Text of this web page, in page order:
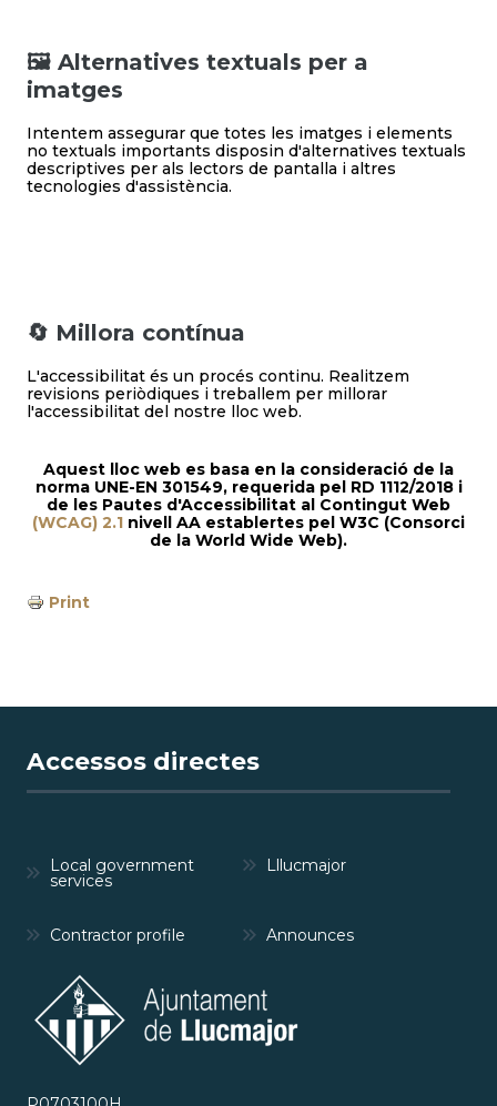
🖼️ Alternatives textuals per a
imatges
Intentem assegurar que totes les imatges i elements
no textuals importants disposin d'alternatives textuals
descriptives per als lectors de pantalla i altres
tecnologies d'assistència.
🔄 Millora contínua
L'accessibilitat és un procés continu. Realitzem
revisions periòdiques i treballem per millorar
l'accessibilitat del nostre lloc web.
Aquest lloc web es basa en la consideració de la
norma UNE-EN 301549, requerida pel RD 1112/2018 i
de les Pautes d'Accessibilitat al Contingut Web
(WCAG) 2.1 nivell AA establertes pel W3C (Consorci
de la World Wide Web)​.
Print
Accessos directes
Local government
services
Lllucmajor
Contractor profile Announces